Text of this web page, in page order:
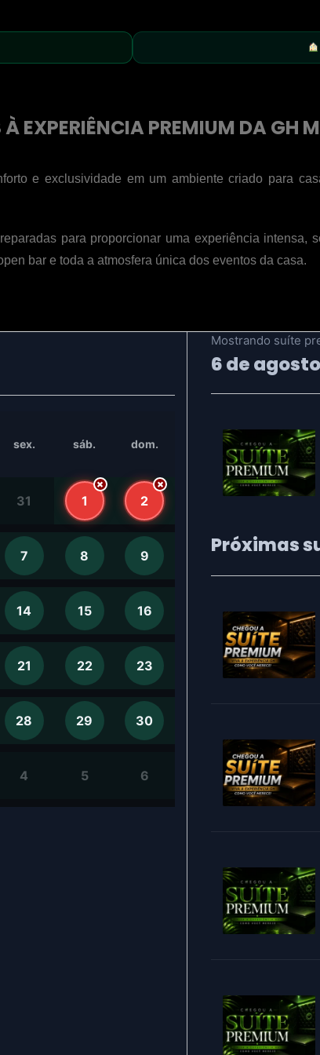
EXPERIÊNCIA PREMIUM DA GH
e exclusividade em um ambiente criado para
para proporcionar uma experiência intensa,
bar e toda a atmosfera única dos eventos da casa.
sex. sáb. dom.
31 1 2
7 8 9
14 15 16
21 22 23
28 29 30
4 5 6
Mostrando suíte
6 de
Próximas